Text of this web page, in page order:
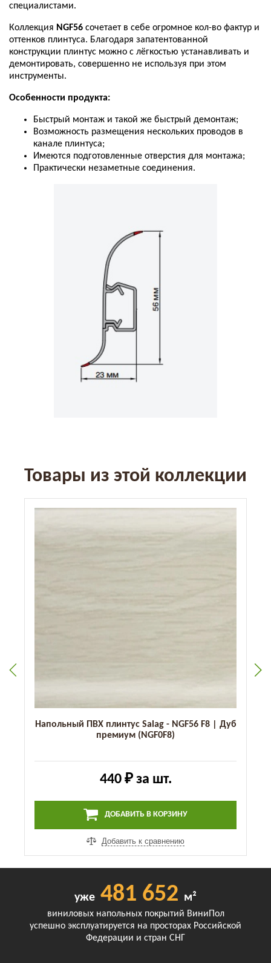
специалистами.
Коллекция NGF56 сочетает в себе огромное кол-во фактур и
оттенков плинтуса. Благодаря запатентованной
конструкции плинтус можно с лёгкостью устанавливать и
демонтировать, совершенно не используя при этом
инструменты.
Особенности продукта:
Быстрый монтаж и такой же быстрый демонтаж;
Возможность размещения нескольких проводов в
канале плинтуса;
Имеются подготовленные отверстия для монтажа;
Практически незаметные соединения.
Товары из этой коллекции
Напольный ПВХ плинтус Salag - NGF56 F8 | Дуб
премиум (NGF0F8)
440 ₽за шт.
ДОБАВИТЬ В КОРЗИНУ
Добавить к сравнению
уже 481 652 м²
виниловых напольных покрытий ВиниПол
успешно эксплуатируется на просторах Российской
Федерации и стран СНГ